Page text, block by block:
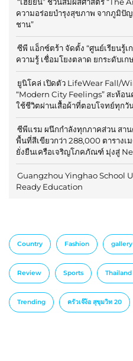
“เฮยยิน” ชวนสัมผัสศาสตร์ “The
ความอร่อยบำรุงสุขภาพ จากภูมิปั
ชาน”
ซีพี แอ็กซ์ตร้า จัดตั้ง “ศูนย์เรียนรู้เ
ความรู้ เชื่อมโยงตลาด ยกระดับเ
ยูนิโคล่ เปิดตัว LifeWear Fall/
“Modern City Feelings” สะท้อ
ใช้ชีวิตผ่านเสื้อผ้าที่ตอบโจทย์ทุกวั
ซีพีแรม ผนึกกำลังทุกภาคส่วน สาน
พื้นที่สีเขียวกว่า 288,000 ตาราง
ยั่งยืนเครือเจริญโภคภัณฑ์ มุ่งสู่
Guangzhou Yinghao School
Ready Education
Country Fashion gallery
Review Sports Thailand
Trending ครัวเจ๊ง้อ สุขุมวิท 20